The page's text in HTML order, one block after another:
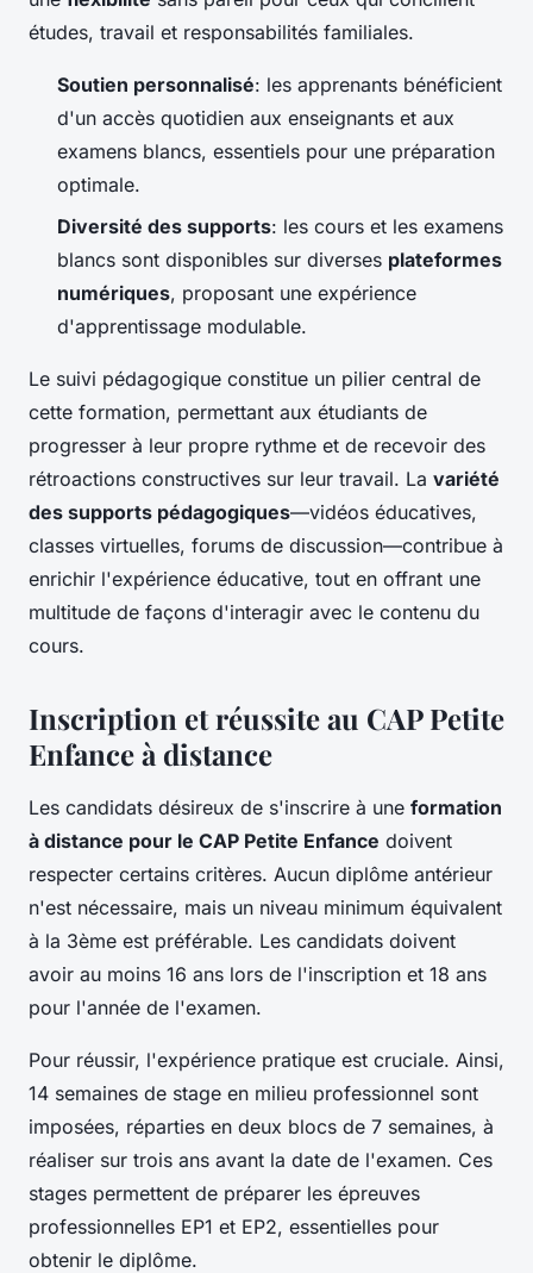
études, travail et responsabilités familiales.
Soutien personnalisé: les apprenants bénéficient
d'un accès quotidien aux enseignants et aux
examens blancs, essentiels pour une préparation
optimale.
Diversité des supports: les cours et les examens
blancs sont disponibles sur diverses plateformes
numériques, proposant une expérience
d'apprentissage modulable.
Le suivi pédagogique constitue un pilier central de
cette formation, permettant aux étudiants de
progresser à leur propre rythme et de recevoir des
rétroactions constructives sur leur travail. La variété
des supports pédagogiques—vidéos éducatives,
classes virtuelles, forums de discussion—contribue à
enrichir l'expérience éducative, tout en offrant une
multitude de façons d'interagir avec le contenu du
cours.
Inscription et réussite au CAP Petite
Enfance à distance
Les candidats désireux de s'inscrire à une formation
à distance pour le CAP Petite Enfance doivent
respecter certains critères. Aucun diplôme antérieur
n'est nécessaire, mais un niveau minimum équivalent
à la 3ème est préférable. Les candidats doivent
avoir au moins 16 ans lors de l'inscription et 18 ans
pour l'année de l'examen.
Pour réussir, l'expérience pratique est cruciale. Ainsi,
14 semaines de stage en milieu professionnel sont
imposées, réparties en deux blocs de 7 semaines, à
réaliser sur trois ans avant la date de l'examen. Ces
stages permettent de préparer les épreuves
professionnelles EP1 et EP2, essentielles pour
obtenir le diplôme.